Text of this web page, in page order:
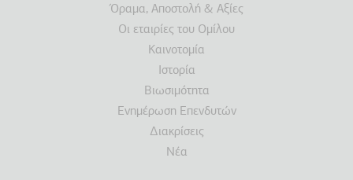
Όραμα, Αποστολή & Αξίες
Οι εταιρίες του Ομίλου
Καινοτομία
Ιστορία
Βιωσιμότητα
Ενημέρωση Επενδυτών
Διακρίσεις
Νέα